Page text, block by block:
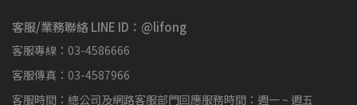
客服/業務聯絡 LINE ID：@lifong
客服專線：03-4586666
客服傳真：03-4587966
客服時間：總公司及網路客服部門回應服務時間：週一 ~ 週五